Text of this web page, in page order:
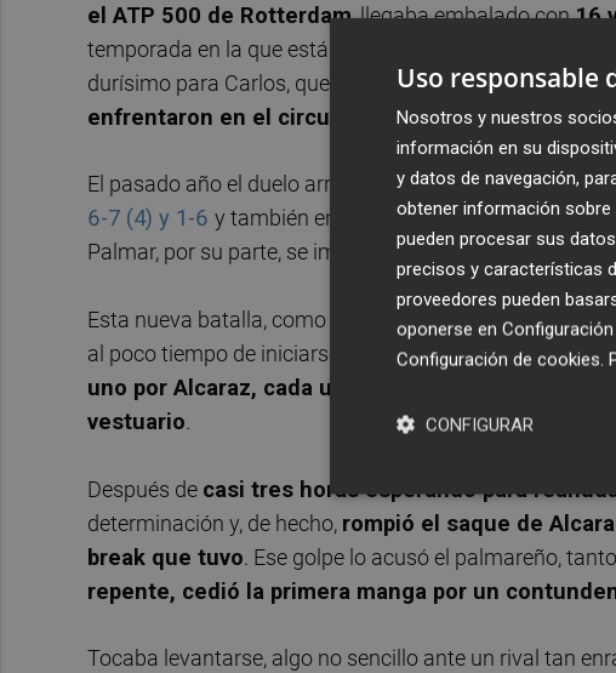
el ATP 500 de Rotterdam, llegaba embalado con16
temporada en la que está dando el paso que muchos
durísimo para Carlos, que ademáshabía perdido
enfrentaron en el circuito
El pasado año el duelo arrojó un 1-2 para el italiano,
6-7 (4) y 1-6 y también en las semis del Masters
Palmar, por su parte, se impuso
en esa misma ronda
Esta nueva batalla, como no en la penúltima instancia
al poco tiempo de iniciarse. De hecho,sólo habían
uno por Alcaraz, cada uno con su saque, cuando
vestuario.
Después de casi tres horas esperando para
determinación y, de hecho, rompió el saque de
break que tuvo. Ese golpe lo acusó el palmareño,
repente, cedió la primera manga por un
Tocaba levantarse, algo no sencillo ante un rival tan
Uso responsable
Nosotros y nuestros
información en su
y datos de navegación,
obtener información sobre
pueden procesar sus
precisos y características
proveedores pueden
oponerse en
Configuración de cookies.
CONFIGURAR